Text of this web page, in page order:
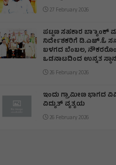
27 February 2026
ಪಟ್ಟಣ ಸಹಕಾರ
ನಿರ್ದೇಶಕರಿಗೆ ಡಿ.ಎಚ್.ಓ
ಬಳಗದ ಬೆಂಬಲ,
ಒಡನಾಟದಿಂದ ಉನ್ನತ
26 February 2026
ಇಂದು ಗ್ರಾಮೀಣ ಭಾಗದ
ವಿದ್ಯುತ್ ವ್ಯತ್ಯಯ
26 February 2026